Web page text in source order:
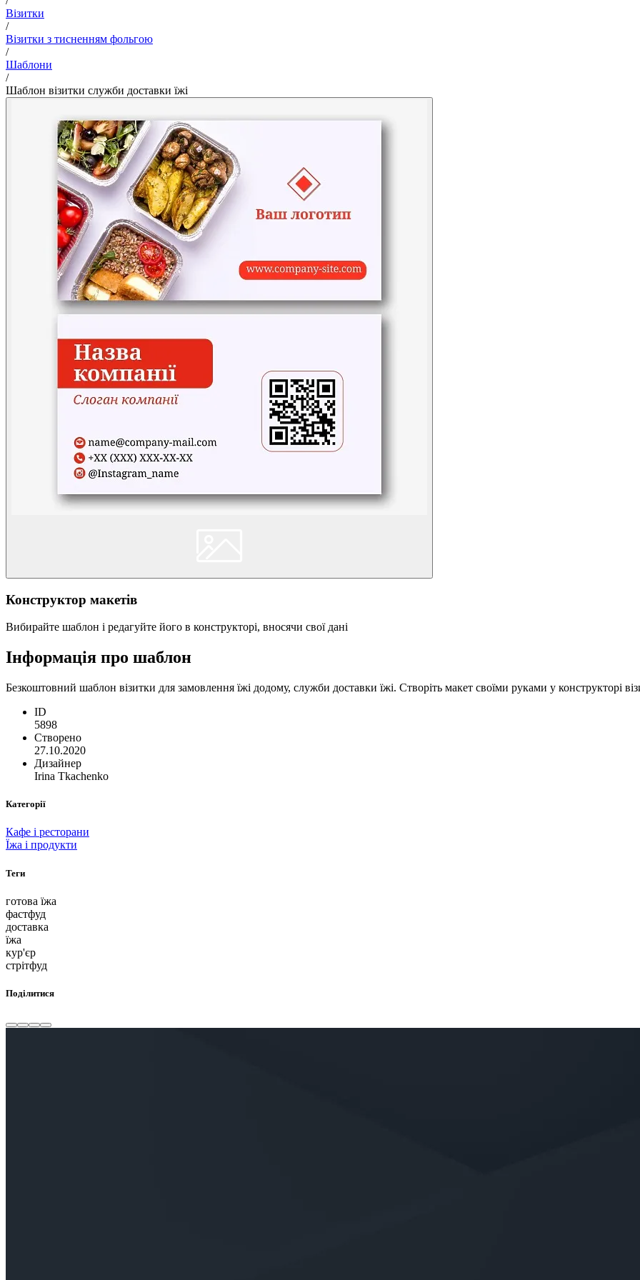
Візитки
/
Візитки з тисненням фольгою
/
Шаблони
/
Шаблон візитки служби доставки їжі
Конструктор макетів
Вибирайте шаблон і редагуйте його в конструкторі, вносячи свої дані
Інформація про шаблон
Безкоштовний шаблон візитки для замовлення їжі додому, служби доставки їжі. Створіть макет своїми руками у конструкторі
ID
5898
Створено
27.10.2020
Дизайнер
Irina Tkachenko
Категорії
Кафе і ресторани
Їжа і продукти
Теги
готова їжа
фастфуд
доставка
їжа
кур'єр
стрітфуд
Поділитися